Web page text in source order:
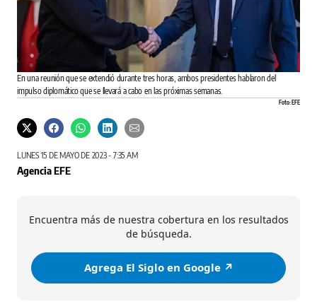
En una reunión que se extendió durante tres horas, ambos presidentes hablaron del
impulso diplomático que se llevará a cabo en las próximas semanas.
Foto: EFE
LUNES 15 DE MAYO DE 2023 - 7:35 AM
Agencia EFE
Encuentra más de nuestra cobertura en los resultados
de búsqueda.
Agrega El Siglo en Google ↗️